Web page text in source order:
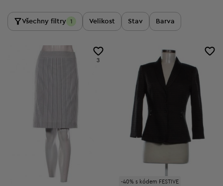
Všechny filtry 1 Velikost Stav Barva
3
-40% s kódem FESTIVE